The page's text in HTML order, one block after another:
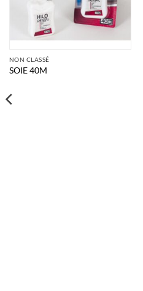
NON CLASSÉ
SOIE 40M